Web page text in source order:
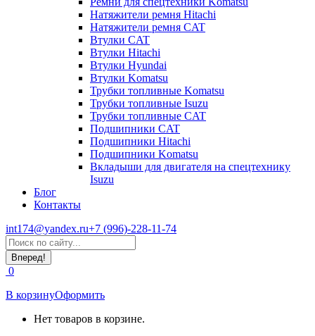
Натяжители ремня Hitachi
Натяжители ремня CAT
Втулки CAT
Втулки Hitachi
Втулки Hyundai
Втулки Komatsu
Трубки топливные Komatsu
Трубки топливные Isuzu
Трубки топливные CAT
Подшипники CAT
Подшипники Hitachi
Подшипники Komatsu
Вкладыши для двигателя на спецтехнику
Isuzu
Блог
Контакты
int174@yandex.ru+7 (996)-228-11-74
Страница
WhatsApp
открывается
в
новом
окне
Поиск:
0
В корзинуОформить
Нет товаров в корзине.